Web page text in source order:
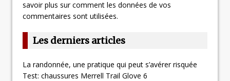
savoir plus sur comment les données de vos
commentaires sont utilisées.
Les derniers articles
La randonnée, une pratique qui peut s’avérer risquée
Test: chaussures Merrell Trail Glove 6